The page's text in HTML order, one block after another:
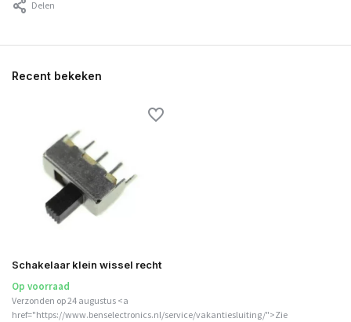
Delen
Recent bekeken
Schakelaar klein wissel recht
Op voorraad
Verzonden op 24 augustus <a
href="https://www.benselectronics.nl/service/vakantiesluiting/">Zie